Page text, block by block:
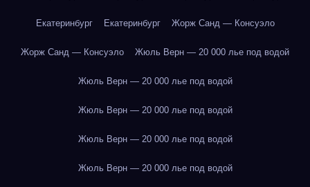
Екатеринбург Екатеринбург Жорж Санд — Консуэло
Жорж Санд — Консуэло Жюль Верн — 20 000 лье под водой
Жюль Верн — 20 000 лье под водой
Жюль Верн — 20 000 лье под водой
Жюль Верн — 20 000 лье под водой
Жюль Верн — 20 000 лье под водой